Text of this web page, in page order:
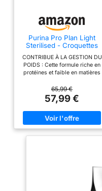
Purina Pro Plan Light
Sterilised - Croquettes
Chien Stérilisé Adulte, 14
kg
CONTRIBUE À LA GESTION DU
POIDS : Cette formule riche en
protéines et faible en matières
perte de graisse corporelle
allant jusqu'à 60 % en 12
semaines et aide à maintenir un
poids sain, favorisant la perte
de graisse chez les chiens
adultes lorsqu'elle est associée
toutes tailles et races, avec des
morceaux de poulet de haute
65,99 €
57,99 €